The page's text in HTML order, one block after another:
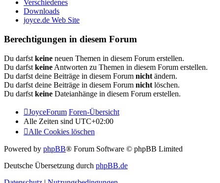
Verschiedenes
Downloads
joyce.de Web Site
Berechtigungen in diesem Forum
Du darfst keine neuen Themen in diesem Forum erstellen.
Du darfst keine Antworten zu Themen in diesem Forum erstellen.
Du darfst deine Beiträge in diesem Forum nicht ändern.
Du darfst deine Beiträge in diesem Forum nicht löschen.
Du darfst keine Dateianhänge in diesem Forum erstellen.
JoyceForum Foren-Übersicht
Alle Zeiten sind UTC+02:00
Alle Cookies löschen
Powered by phpBB® Forum Software © phpBB Limited
Deutsche Übersetzung durch phpBB.de